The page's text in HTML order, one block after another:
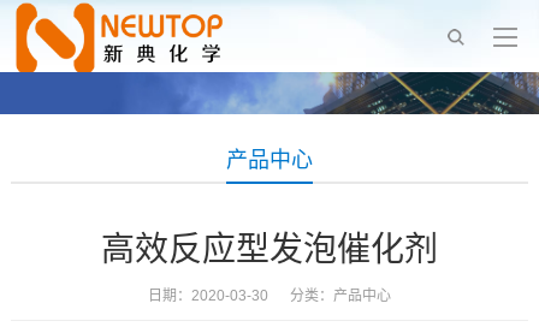
产品中心
高效反应型发泡催化剂
日期：2020-03-30 分类： 产品中心